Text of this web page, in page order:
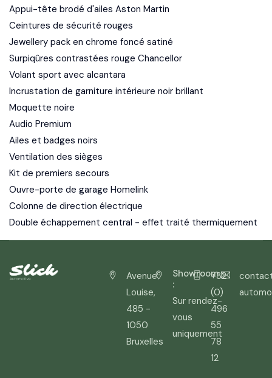
Appui-tête brodé d'ailes Aston Martin
Ceintures de sécurité rouges
Jewellery pack en chrome foncé satiné
Surpiqûres contrastées rouge Chancellor
Volant sport avec alcantara
Incrustation de garniture intérieure noir brillant
Moquette noire
Audio Premium
Ailes et badges noirs
Ventilation des sièges
Kit de premiers secours
Ouvre-porte de garage Homelink
Colonne de direction électrique
Double échappement central - effet traité thermiquement
Avenue
Louise,
485 -
1050
Bruxelles
Showroom
:
Sur rendez-
vous
uniquement
+32
(0)
496
55
78
12